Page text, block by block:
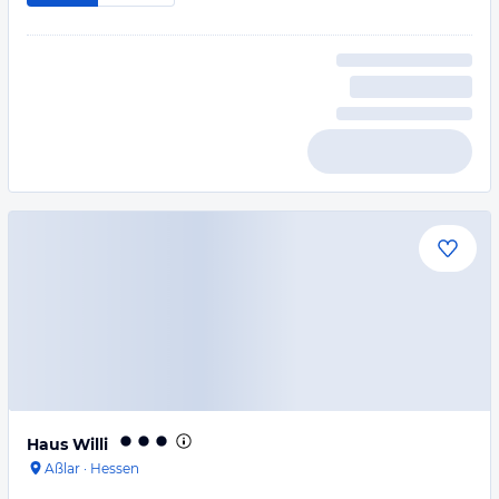
Haus Willi
Aßlar · Hessen